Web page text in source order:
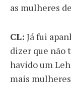
as mulheres
CL: Já fui
dizer que não
havido um
mais